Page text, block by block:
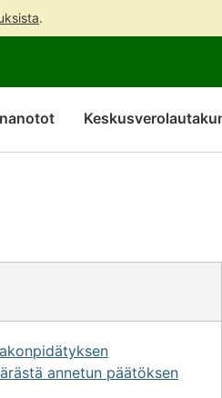
.
sisältöön
sivuston
hakuun
annetun päätöksen